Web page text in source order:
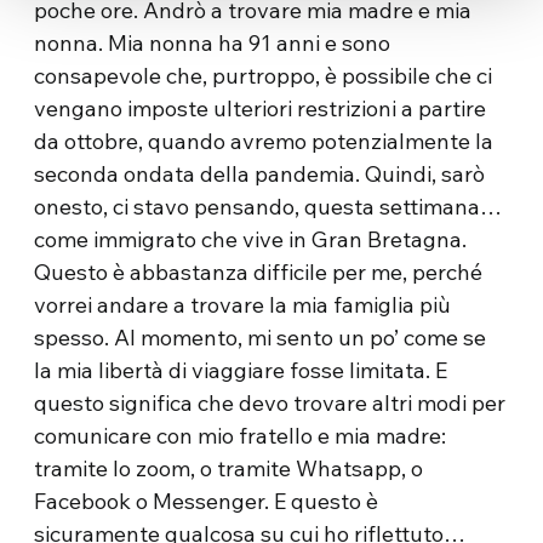
poche ore. Andrò a trovare mia madre e mia
nonna. Mia nonna ha 91 anni e sono
consapevole che, purtroppo, è possibile che ci
vengano imposte ulteriori restrizioni a partire
da ottobre, quando avremo potenzialmente la
seconda ondata della pandemia. Quindi, sarò
onesto, ci stavo pensando, questa settimana…
come immigrato che vive in Gran Bretagna.
Questo è abbastanza difficile per me, perché
vorrei andare a trovare la mia famiglia più
spesso. Al momento, mi sento un po’ come se
la mia libertà di viaggiare fosse limitata. E
questo significa che devo trovare altri modi per
comunicare con mio fratello e mia madre:
tramite lo zoom, o tramite Whatsapp, o
Facebook o Messenger. E questo è
sicuramente qualcosa su cui ho riflettuto…